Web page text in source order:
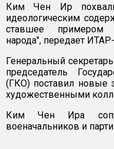
Ким Чен Ир
идеологическим
ставшее примером
народа", передает
Генеральный
председатель
(ГКО) поставил новые
художественными
Ким Чен Ира
военачальников и